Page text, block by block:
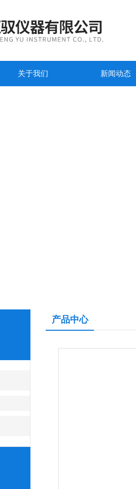
关于我们 新闻动态
产品中心